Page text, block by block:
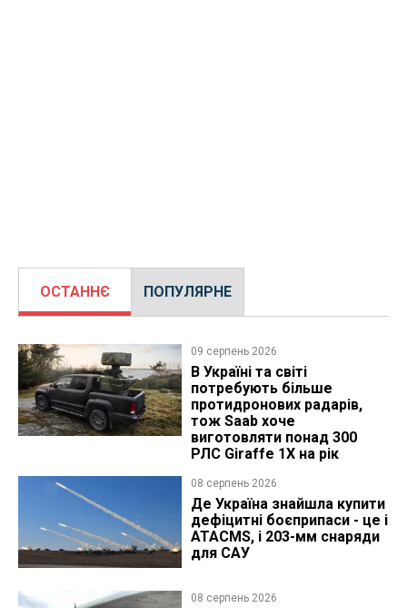
ОСТАННЄ ПОПУЛЯРНЕ
09 серпень 2026
В Україні та світі
потребують більше
протидронових радарів,
тож Saab хоче
виготовляти понад 300
РЛС Giraffe 1X на рік
08 серпень 2026
Де Україна знайшла купити
дефіцитні боєприпаси - це і
ATACMS, і 203-мм снаряди
для САУ
08 серпень 2026